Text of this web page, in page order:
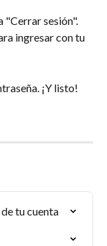
"Cerrar sesión".
ingresar con tu
¡Y listo!
tu cuenta